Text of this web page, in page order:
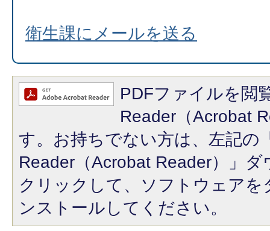
衛生課にメールを送る
PDFファイルを閲
Reader（Acrobat
す。お持ちでない方は、左記の
Reader（Acrobat Reader）」
クリックして、ソフトウェア
ンストールしてください。